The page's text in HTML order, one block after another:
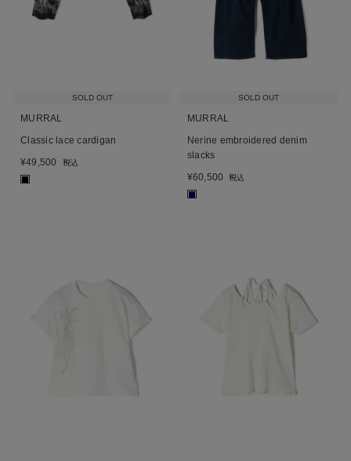
SOLD OUT
MURRAL
Classic lace cardigan
¥49,500 税込
SOLD OUT
MURRAL
Nerine embroidered denim
slacks
¥60,500 税込